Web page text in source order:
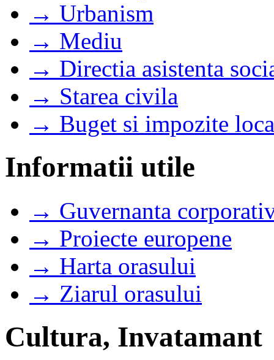
→ Urbanism
→ Mediu
→ Directia asistenta
→ Starea civila
→ Buget si impozite
Informatii utile
→ Guvernanta
→ Proiecte europene
→ Harta orasului
→ Ziarul orasului
Cultura, Invatamant